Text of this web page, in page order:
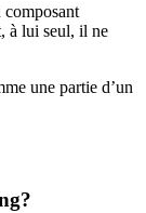
composant
à lui seul, il ne
une partie d’un